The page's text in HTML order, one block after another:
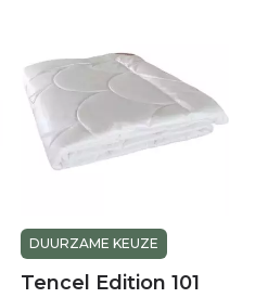
DUURZAME KEUZE
Tencel Edition 101